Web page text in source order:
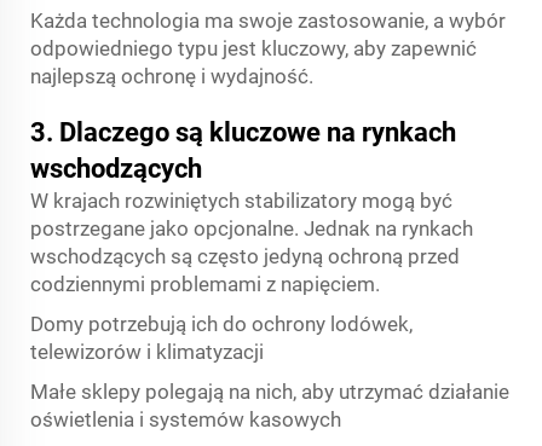
Każda technologia ma swoje zastosowanie, a wybór
odpowiedniego typu jest kluczowy, aby zapewnić
najlepszą ochronę i wydajność.
3. Dlaczego są kluczowe na rynkach
wschodzących
W krajach rozwiniętych stabilizatory mogą być
postrzegane jako opcjonalne. Jednak na rynkach
wschodzących są często jedyną ochroną przed
codziennymi problemami z napięciem.
Domy potrzebują ich do ochrony lodówek,
telewizorów i klimatyzacji
Małe sklepy polegają na nich, aby utrzymać działanie
oświetlenia i systemów kasowych